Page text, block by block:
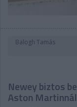
Balogh Tamás
Newey biztos
Aston Martinnál